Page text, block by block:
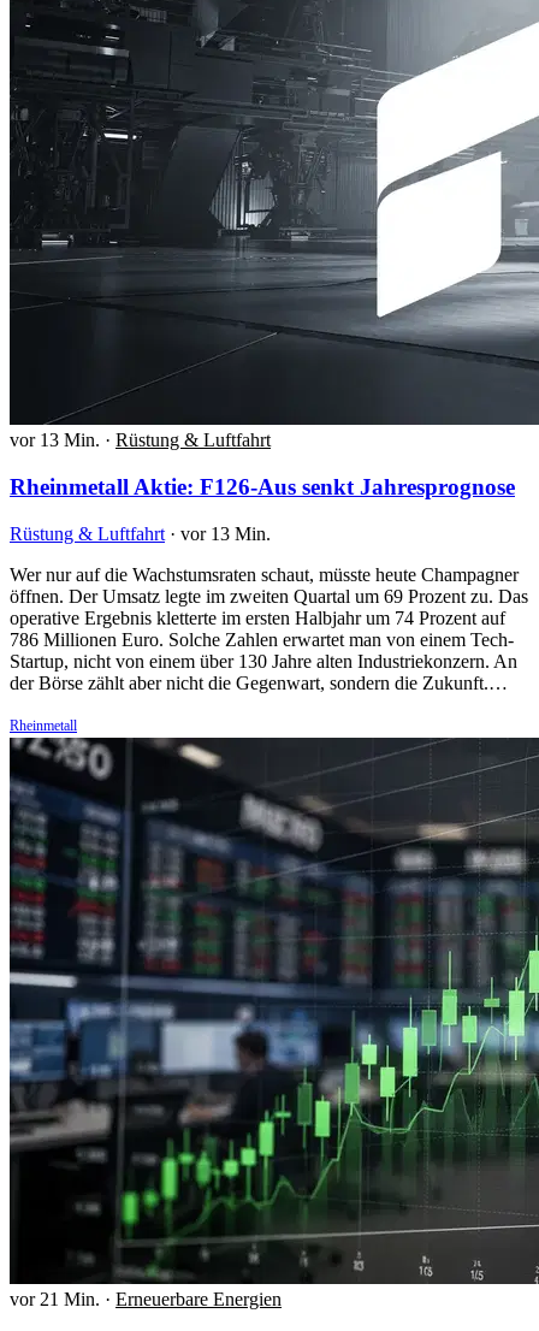
vor 13 Min. · Rüstung & Luftfahrt
Rheinmetall Aktie: F126-Aus senkt Jahresprognose
Rüstung & Luftfahrt · vor 13 Min.
Wer nur auf die Wachstumsraten schaut, müsste heute Champagner
öffnen. Der Umsatz legte im zweiten Quartal um 69 Prozent zu. Das
operative Ergebnis kletterte im ersten Halbjahr um 74 Prozent auf
786 Millionen Euro. Solche Zahlen erwartet man von einem Tech-
Startup, nicht von einem über 130 Jahre alten Industriekonzern. An
der Börse zählt aber nicht die Gegenwart, sondern die Zukunft.…
Rheinmetall
vor 21 Min. · Erneuerbare Energien